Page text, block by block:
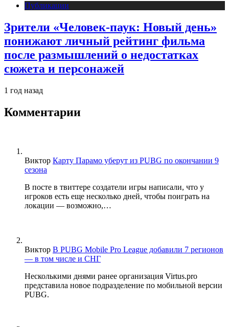
Публикации
Зрители «Человек-паук: Новый день»
понижают личный рейтинг фильма
после размышлений о недостатках
сюжета и персонажей
1 год назад
Комментарии
Виктор Карту Парамо уберут из PUBG по окончании 9
сезона
В посте в твиттере создатели игры написали, что у
игроков есть еще несколько дней, чтобы поиграть на
локации — возможно,…
Виктор В PUBG Mobile Pro League добавили 7 регионов
— в том числе и СНГ
Несколькими днями ранее организация Virtus.pro
представила новое подразделение по мобильной версии
PUBG.